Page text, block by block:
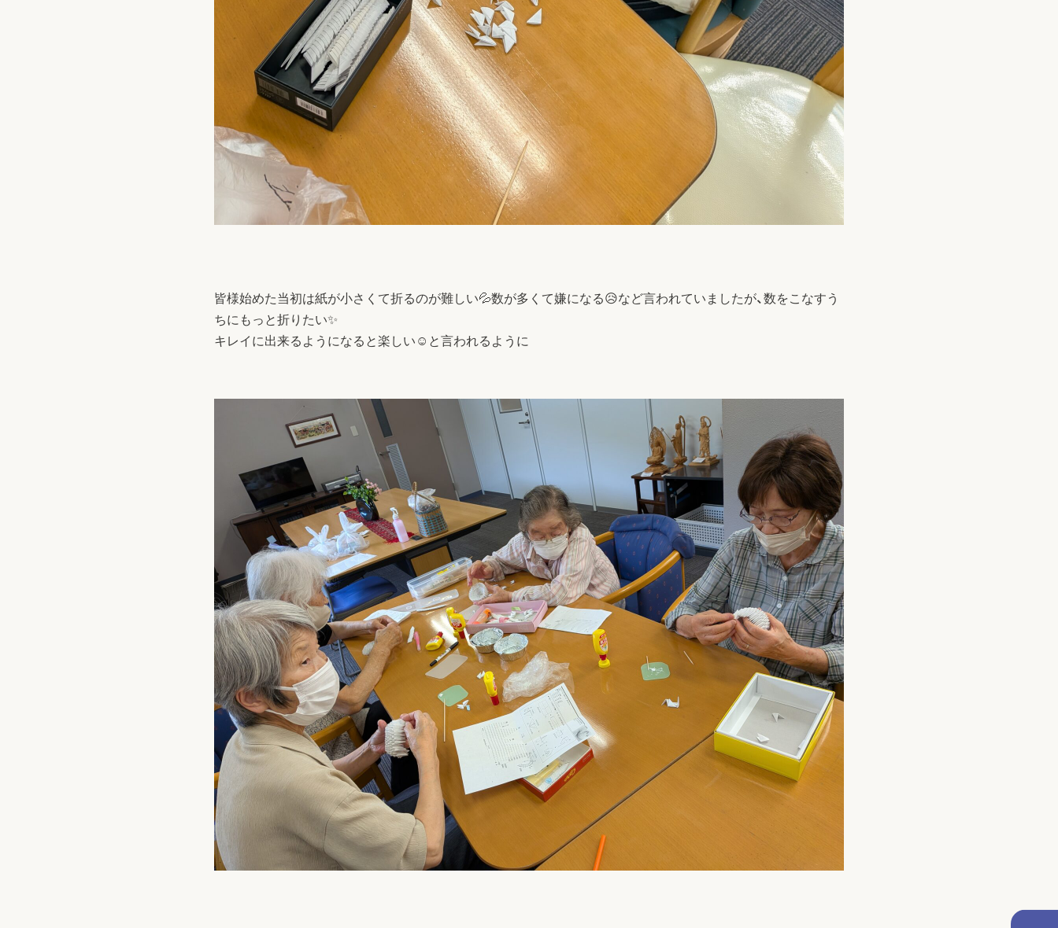
皆様始めた当初は紙が小さくて折るのが難しい💦数が多くて嫌になる😥など言われていましたが、数をこなすう
ちにもっと折りたい✨
キレイに出来るようになると楽しい☺️と言われるように